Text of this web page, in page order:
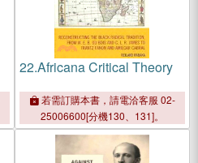
22.Africana Critical Theory
若需訂購本書，請電洽客服 02-
25006600[分機130、131]。